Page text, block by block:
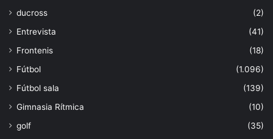
ducross
(2)
Entrevista
(41)
Frontenis
(18)
Fútbol
(1.096)
Fútbol sala
(139)
Gimnasia Rítmica
(10)
golf
(35)